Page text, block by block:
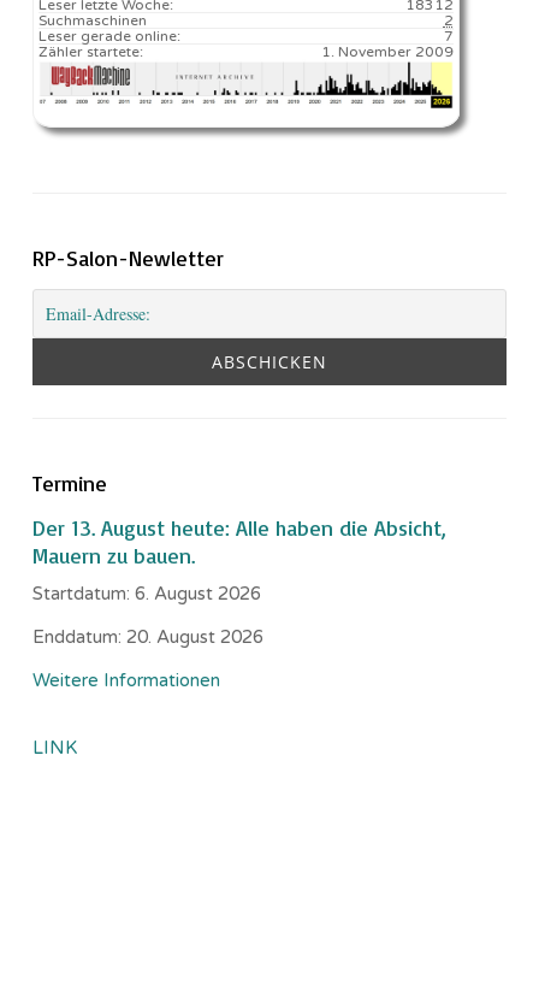
18312️
Leser letzte Woche:
2
Suchmaschinen
7
Leser gerade online:
1. November 2009
Zähler startete:
RP-Salon-Newletter
Termine
Der 13. August heute: Alle haben die Absicht,
Mauern zu bauen.
Startdatum: 6. August 2026
Enddatum: 20. August 2026
Weitere Informationen
LINK